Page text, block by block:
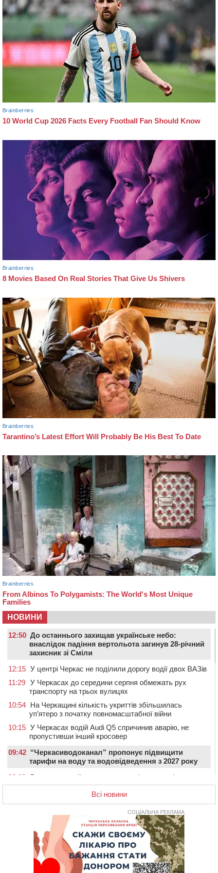
НОВИНИ
12:50 До останнього захищав українське небо:
внаслідок падіння вертольота загинув 28-річний
захисник зі Сміли
12:15 У центрі Черкас не поділили дорогу водії двох ВАЗів
11:29 У Черкасах до середини серпня обмежать рух
транспорту на трьох вулицях
10:54 На Черкащині кількість укриттів збільшилась
уп’ятеро з початку повномасштабної війни
10:15 У Черкасах водій Audi Q5 спричинив аварію, не
пропустивши інший кросовер
09:42 “Черкасиводоканал” пропонує підвищити
тарифи на воду та водовідведення з 2027 року
09:08
Встановити гойдалки, карусель і закупити іграшки: у
Черкасах просять покращити умови в дитсадку
08:22 “На щиті” у Чорнобаївську громаду повертається
полеглий біля Кліщіївки воїн
Понад 968 мільйонів гривень земельного податку
сплатили на Черкащині
06 СЕРПНЯ 2026, ЧЕТВЕР
Вісім медалей, з яких чотири золоті: черкаські
Всі новини
СОЦІАЛЬНА РЕКЛАМА